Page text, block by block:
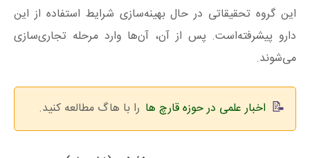
این گروه تحقیقاتی در حال بهینه‌سازی شرایط استفاده از این
دارو پیشرفته‌است. پس از آن، آن‌ها وارد مرحله تجاری‌سازی
می‌شوند.
اخبار علمی در حوزه قارچ ها را با هاگ مطالعه کنید.